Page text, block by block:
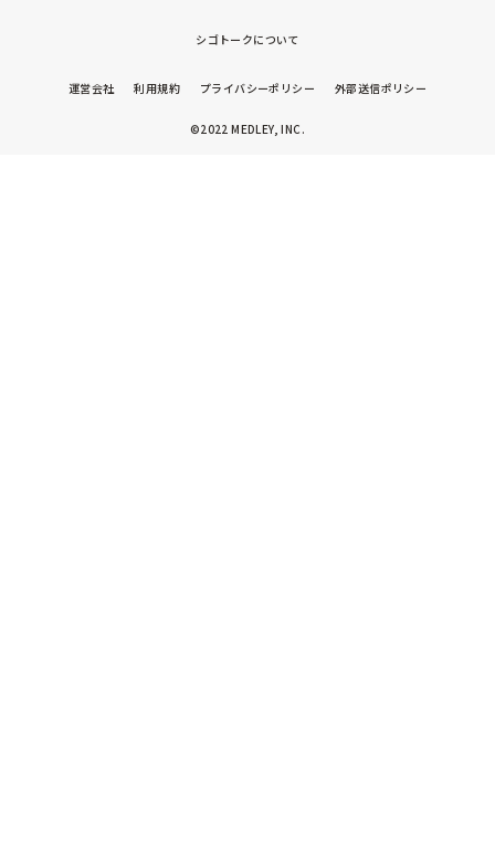
シゴトークについて
運営会社 利用規約 プライバシーポリシー 外部送信ポリシー
©2022 MEDLEY, INC.